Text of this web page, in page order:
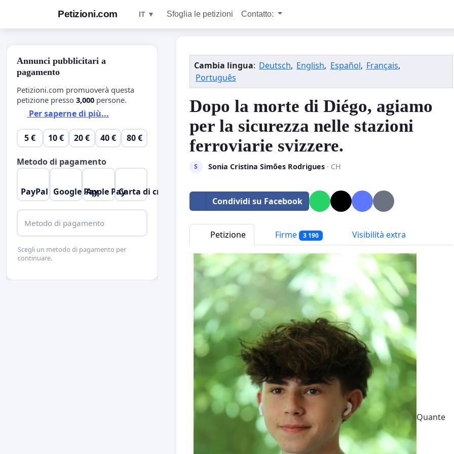
Petizioni.com IT ▼ Sfoglia le petizioni Contatto:
Cambia lingua: Deutsch, English, Español, Français,
Português
Dopo la morte di Diégo, agiamo
per la sicurezza nelle stazioni
ferroviarie svizzere.
S Sonia Cristina Simões Rodrigues· CH
Condividi su Facebook
Petizione Firme 3 190 Visibilità extra
Quante
Annunci pubblicitari a
pagamento
Petizioni.com promuoverà questa
petizione presso 3,000 persone.
Per saperne di più...
5 € 10 € 20 € 40 € 80 €
Metodo di pagamento
PayPal Google PayApple PayCarta di credito
Metodo di pagamento
Scegli un metodo di pagamento per
continuare.